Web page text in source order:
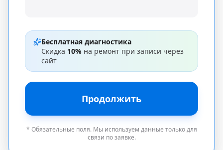
Бесплатная диагностика
Скидка 10% на ремонт при записи через
сайт
Продолжить
* Обязательные поля. Мы используем данные только для
связи по заявке.